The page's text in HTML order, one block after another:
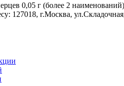
0,05 г (более 2
127018, г.Москва,